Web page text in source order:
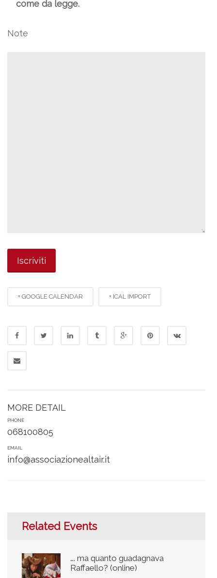
come da legge.
Note
+ GOOGLE CALENDAR + ICAL IMPORT
MORE DETAIL
PHONE
068100805
EMAIL
info@associazionealtair.it
Related Events
…. ma quanto guadagnava
Raffaello? (online)